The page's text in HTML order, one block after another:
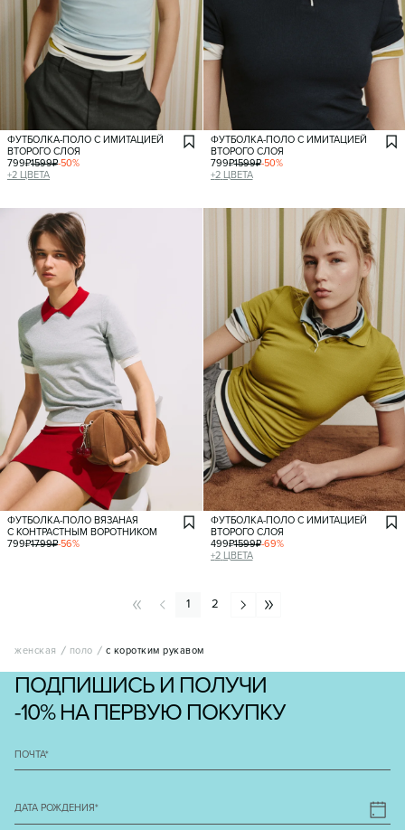
ФУТБОЛКА-ПОЛО С ИМИТАЦИЕЙ
ВТОРОГО СЛОЯ
799₽1599₽-50%
+2 ЦВЕТА
ФУТБОЛКА-ПОЛО С ИМИТАЦИЕЙ
ВТОРОГО СЛОЯ
799₽1599₽-50%
+2 ЦВЕТА
ФУТБОЛКА-ПОЛО ВЯЗАНАЯ
С КОНТРАСТНЫМ ВОРОТНИКОМ
799₽1799₽-56%
ФУТБОЛКА-ПОЛО С ИМИТАЦИЕЙ
ВТОРОГО СЛОЯ
499₽1599₽-69%
+2 ЦВЕТА
1 2
женская поло с коротким рукавом
ПОДПИШИСЬ И ПОЛУЧИ
-10% НА ПЕРВУЮ ПОКУПКУ
ПОЧТА*
ДАТА РОЖДЕНИЯ*